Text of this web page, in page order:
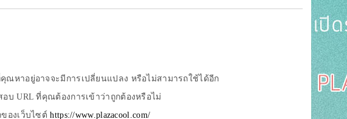
ณหาอยู่อาจจะมีการเปลี่ยนแปลง หรือไม่สามารถใช้ได้อีก
บ URL ที่คุณต้องการเข้าว่าถูกต้องหรือไม่
ของเว็บไซต์https://www.plazacool.com/